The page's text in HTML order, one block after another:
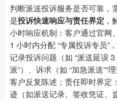
判断派送投诉服务是否可靠，
是投诉快速响应与责任界定
小时响应机制：客户通过官网
1 小时内分配 “专属投诉专员”
记录投诉问题（如 “派送延误 3
派”）、诉求（如 “加急派送”“
客户反复陈述；责任即时界定
迹（如派送记录、签收凭证、